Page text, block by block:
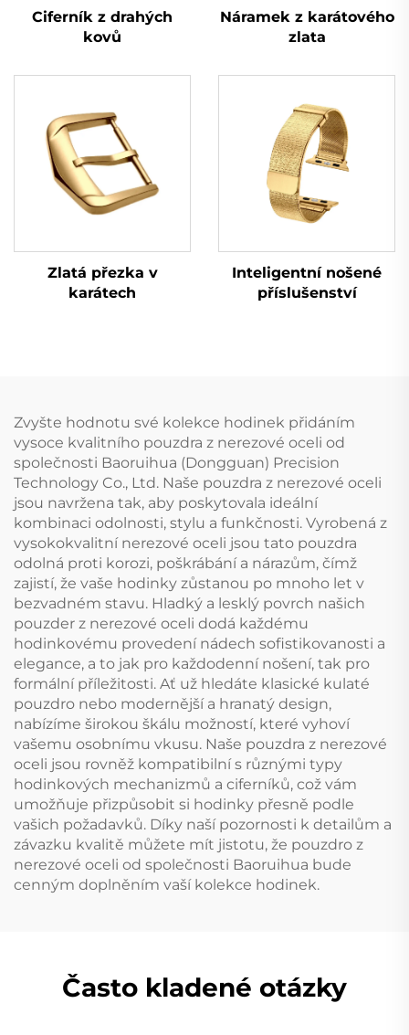
Ciferník z drahých
kovů
Náramek z karátového
zlata
Zlatá přezka v
karátech
Inteligentní nošené
příslušenství
Zvyšte hodnotu své kolekce hodinek přidáním
vysoce kvalitního pouzdra z nerezové oceli od
společnosti Baoruihua (Dongguan) Precision
Technology Co., Ltd. Naše pouzdra z nerezové oceli
jsou navržena tak, aby poskytovala ideální
kombinaci odolnosti, stylu a funkčnosti. Vyrobená z
vysokokvalitní nerezové oceli jsou tato pouzdra
odolná proti korozi, poškrábání a nárazům, čímž
zajistí, že vaše hodinky zůstanou po mnoho let v
bezvadném stavu. Hladký a lesklý povrch našich
pouzder z nerezové oceli dodá každému
hodinkovému provedení nádech sofistikovanosti a
elegance, a to jak pro každodenní nošení, tak pro
formální příležitosti. Ať už hledáte klasické kulaté
pouzdro nebo modernější a hranatý design,
nabízíme širokou škálu možností, které vyhoví
vašemu osobnímu vkusu. Naše pouzdra z nerezové
oceli jsou rovněž kompatibilní s různými typy
hodinkových mechanizmů a ciferníků, což vám
umožňuje přizpůsobit si hodinky přesně podle
vašich požadavků. Díky naší pozornosti k detailům a
závazku kvalitě můžete mít jistotu, že pouzdro z
nerezové oceli od společnosti Baoruihua bude
cenným doplněním vaší kolekce hodinek.
Často kladené otázky